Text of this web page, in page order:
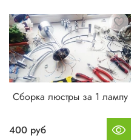
Сборка люстры за 1 лампу
400 руб